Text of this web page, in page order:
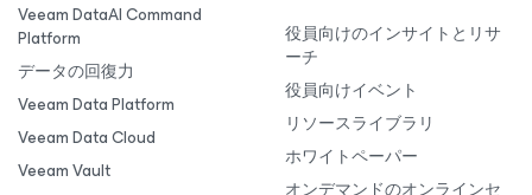
Veeam DataAI Command
Platform
データの回復力
Veeam Data Platform
Veeam Data Cloud
Veeam Vault
役員向けのインサイトとリサ
ーチ
役員向けイベント
リソースライブラリ
ホワイトペーパー